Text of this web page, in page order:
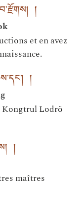
།
et en avez
།
Kongtrul Lodrö
།
maîtres